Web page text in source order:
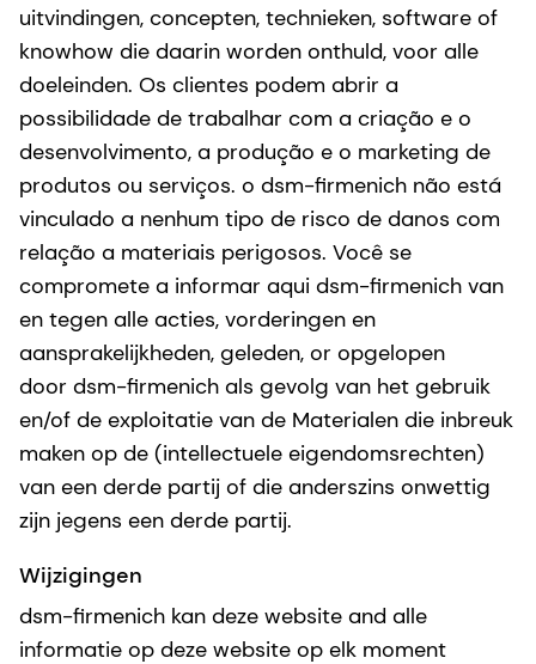
uitvindingen, concepten, technieken, software of
knowhow die daarin worden onthuld, voor alle
doeleinden. Os clientes podem abrir a
possibilidade de trabalhar com a criação e o
desenvolvimento, a produção e o marketing de
produtos ou serviços. o dsm-firmenich não está
vinculado a nenhum tipo de risco de danos com
relação a materiais perigosos. Você se
compromete a informar aqui dsm-firmenich van
en tegen alle acties, vorderingen en
aansprakelijkheden, geleden, or opgelopen
door dsm-firmenich als gevolg van het gebruik
en/of de exploitatie van de Materialen die inbreuk
maken op de (intellectuele eigendomsrechten)
van een derde partij of die anderszins onwettig
zijn jegens een derde partij.
Wijzigingen
dsm-firmenich kan deze website and alle
informatie op deze website op elk moment